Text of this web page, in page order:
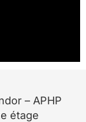
– APHP
étage